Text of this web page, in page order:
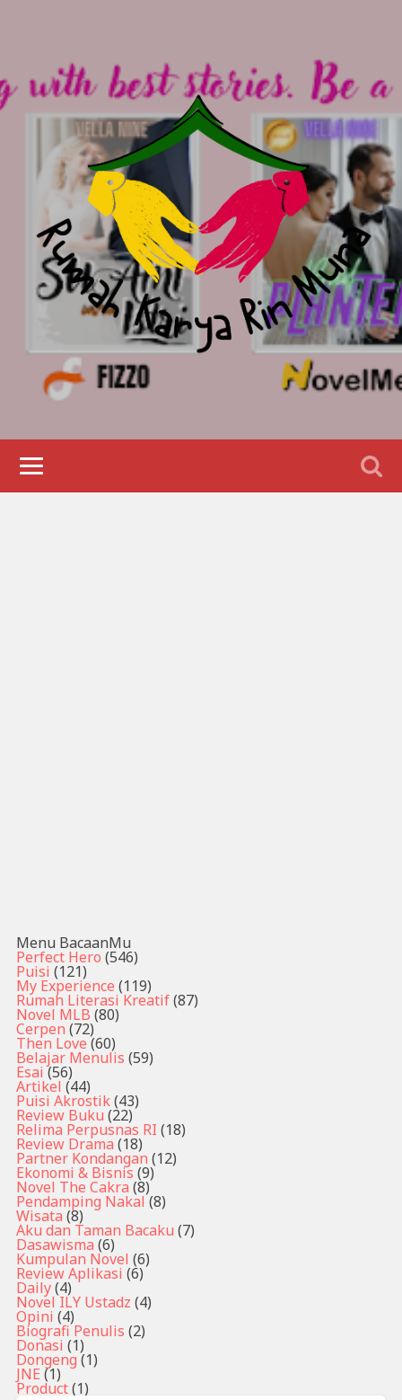
Menu BacaanMu
Perfect Hero (546)
Puisi (121)
My Experience (119)
Rumah Literasi Kreatif(87)
Novel MLB (80)
Cerpen (72)
Then Love (60)
Belajar Menulis (59)
Esai (56)
Artikel (44)
Puisi Akrostik(43)
Review Buku (22)
Relima Perpusnas RI (18)
Review Drama (18)
Partner Kondangan (12)
Ekonomi & Bisnis (9)
Novel The Cakra (8)
Pendamping Nakal (8)
Wisata (8)
Aku dan Taman Bacaku (7)
Dasawisma (6)
Kumpulan Novel (6)
Review Aplikasi (6)
Daily(4)
Novel ILY Ustadz (4)
Opini (4)
Biografi Penulis (2)
Donasi (1)
Dongeng (1)
JNE (1)
Product(1)